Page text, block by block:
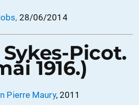
28/06/2014
Picot.
1916.)
Pierre Maury, 2011